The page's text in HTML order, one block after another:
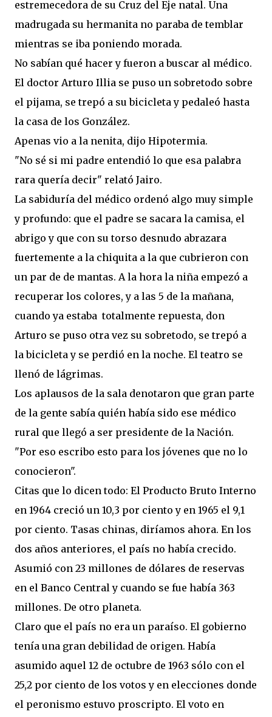
estremecedora de su Cruz del Eje natal. Una
madrugada su hermanita no paraba de temblar
mientras se iba poniendo morada.
No sabían qué hacer y fueron a buscar al médico.
El doctor Arturo Illia se puso un sobretodo sobre
el pijama, se trepó a su bicicleta y pedaleó hasta
la casa de los González.
Apenas vio a la nenita, dijo Hipotermia.
"No sé si mi padre entendió lo que esa palabra
rara quería decir" relató Jairo.
La sabiduría del médico ordenó algo muy simple
y profundo: que el padre se sacara la camisa, el
abrigo y que con su torso desnudo abrazara
fuertemente a la chiquita a la que cubrieron con
un par de de mantas. A la hora la niña empezó a
recuperar los colores, y a las 5 de la mañana,
cuando ya estaba totalmente repuesta, don
Arturo se puso otra vez su sobretodo, se trepó a
la bicicleta y se perdió en la noche. El teatro se
llenó de lágrimas.
Los aplausos de la sala denotaron que gran parte
de la gente sabía quién había sido ese médico
rural que llegó a ser presidente de la Nación.
"Por eso escribo esto para los jóvenes que no lo
conocieron".
Citas que lo dicen todo: El Producto Bruto Interno
en 1964 creció un 10,3 por ciento y en 1965 el 9,1
por ciento. Tasas chinas, diríamos ahora. En los
dos años anteriores, el país no había crecido.
Asumió con 23 millones de dólares de reservas
en el Banco Central y cuando se fue había 363
millones. De otro planeta.
Claro que el país no era un paraíso. El gobierno
tenía una gran debilidad de origen. Había
asumido aquel 12 de octubre de 1963 sólo con el
25,2 por ciento de los votos y en elecciones donde
el peronismo estuvo proscripto. El voto en